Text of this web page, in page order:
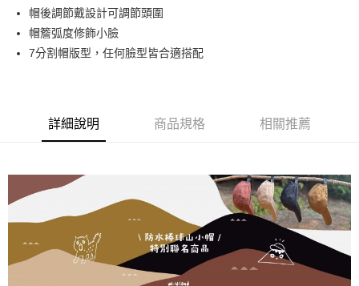
元大商業銀行
玉山商業銀行
台灣樂天信用卡公司
運送方式
全家取貨付款
每筆NT$60，滿NT$490(含以上)免運費
每筆NT$60，滿NT$490(含以上)免運費
付款後7-11取貨
每筆NT$60，滿NT$490(含以上)免運費
宅配
每筆NT$80，滿NT$490(含以上)免運費
帽後調節戴設計可調節頭圍
帽簷弧度修飾小臉
7分割帽版型，任何臉型皆合適搭配
詳細說明 商品規格 相關推薦